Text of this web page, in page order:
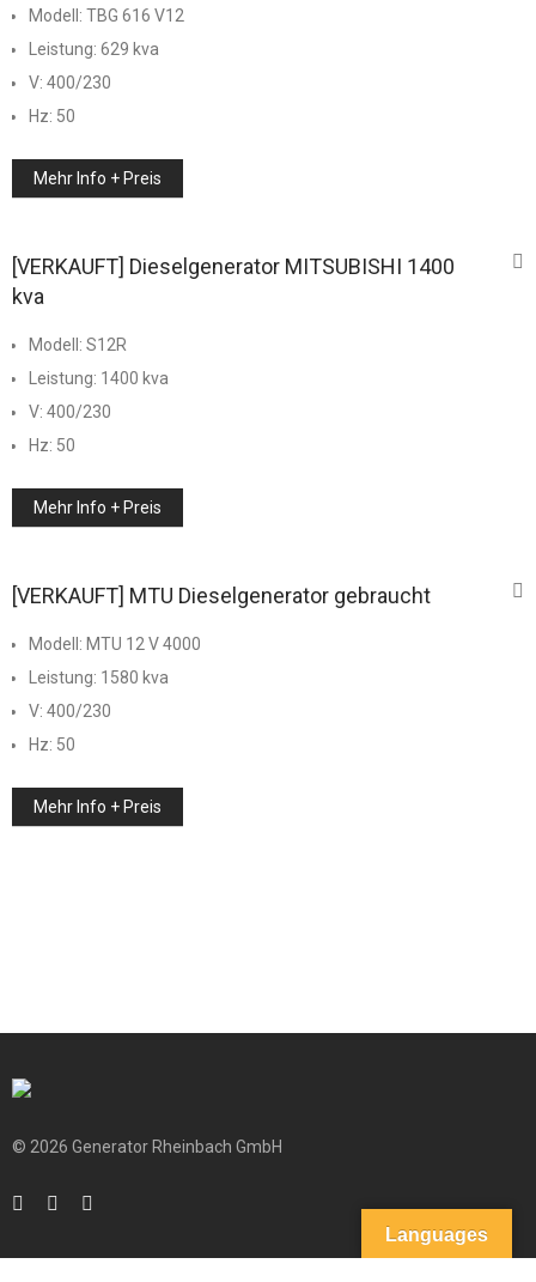
Modell: TBG 616 V12
Leistung: 629 kva
V: 400/230
Hz: 50
Mehr Info + Preis
[VERKAUFT] Dieselgenerator MITSUBISHI 1400
kva
Modell: S12R
Leistung: 1400 kva
V: 400/230
Hz: 50
Mehr Info + Preis
[VERKAUFT] MTU Dieselgenerator gebraucht
Modell: MTU 12 V 4000
Leistung: 1580 kva
V: 400/230
Hz: 50
Mehr Info + Preis
© 2026 Generator Rheinbach GmbH
Languages